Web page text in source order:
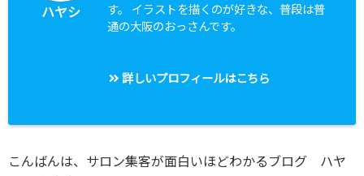
ハヤシ
す。 イラストを描くのが好きな、普段は普
通の大阪のおっさんです。
詳しいプロフィールはこちら
こんばんは、サロン集客が面白いほどわかるブログ ハヤ